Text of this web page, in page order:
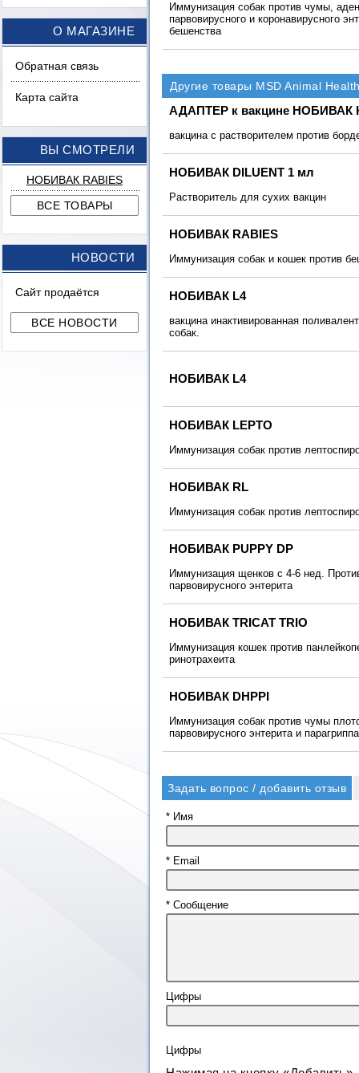
О МАГАЗИНЕ
Обратная связь
Карта сайта
ВЫ СМОТРЕЛИ
НОБИВАК RABIES
НОВОСТИ
Сайт продаётся
Иммунизация собак против чумы,
парвовирусного и коронавирусного
бешенства
Другие товары MSD Animal
АДАПТЕР к вакцине НОБИВАК
вакцина с растворителем против
НОБИВАК DILUENT 1 мл
Растворитель для сухих вакцин
НОБИВАК RABIES
Иммунизация собак и кошек против
НОБИВАК L4
вакцина инактивированная
собак.
НОБИВАК L4
НОБИВАК LEPTO
Иммунизация собак против
НОБИВАК RL
Иммунизация собак против
НОБИВАК PUPPY DР
Иммунизация щенков с 4-6 нед.
парвовирусного энтерита
НОБИВАК TRICAT TRIO
Иммунизация кошек против
ринотрахеита
НОБИВАК DHPPI
Иммунизация собак против чумы
парвовирусного энтерита и парагриппа
Задать вопрос / добавить отзыв
* Имя
* Email
* Сообщение
Цифры